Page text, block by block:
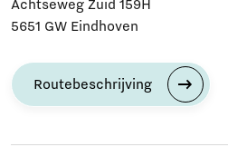
Achtseweg Zuid 159H
5651 GW Eindhoven
Routebeschrijving